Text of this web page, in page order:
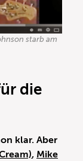
starb am
die
klar. Aber
, Mike